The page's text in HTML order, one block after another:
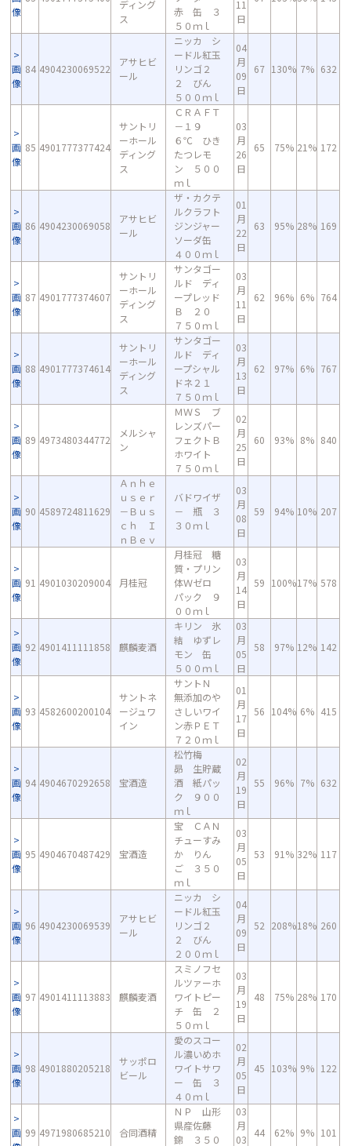
像
ディング
ス
赤 缶 ３
５０ｍｌ
11
日
画
像
84 4904230069522
アサヒビ
ール
ニッカ シ
ードル紅玉
リンゴ２
２ びん
５００ｍｌ
04
月
09
日
67 130% 7% 632
画
像
85 4901777377424
サントリ
ーホール
ディング
ス
ＣＲＡＦＴ
－１９
６℃ ひき
たつレモ
ン ５００
ｍｌ
03
月
26
日
65 75% 21% 172
画
像
86 4904230069058
アサヒビ
ール
ザ・カクテ
ルクラフト
ジンジャー
ソーダ缶
４００ｍｌ
01
月
22
日
63 95% 28% 169
画
像
87 4901777374607
サントリ
ーホール
ディング
ス
サンタゴー
ルド ディ
ープレッド
Ｂ ２０
７５０ｍｌ
03
月
11
日
62 96% 6% 764
画
像
88 4901777374614
サントリ
ーホール
ディング
ス
サンタゴー
ルド ディ
ープシャル
ドネ２１
７５０ｍｌ
03
月
13
日
62 97% 6% 767
画
像
89 4973480344772
メルシャ
ン
ＭＷＳ ブ
レンズパー
フェクトＢ
ホワイト
７５０ｍｌ
02
月
25
日
60 93% 8% 840
画
像
90 4589724811629
Ａｎｈｅ
ｕｓｅｒ
－Ｂｕｓ
ｃｈ Ｉ
ｎＢｅｖ
バドワイザ
－ 瓶 ３
３０ｍｌ
03
月
08
日
59 94% 10% 207
画
像
91 4901030209004 月桂冠
月桂冠 糖
質・プリン
体Ｗゼロ
パック ９
００ｍｌ
03
月
14
日
59 100%17% 578
画
像
92 4901411111858 麒麟麦酒
キリン 氷
結 ゆずレ
モン 缶
５００ｍｌ
03
月
05
日
58 97% 12% 142
画
像
93 4582600200104
サントネ
ージュワ
イン
サントＮ
無添加のや
さしいワイ
ン赤ＰＥＴ
７２０ｍｌ
01
月
17
日
56 104% 6% 415
画
像
94 4904670292658 宝酒造
松竹梅
昴 生貯蔵
酒 紙パッ
ク ９００
ｍｌ
02
月
19
日
55 96% 7% 632
画
像
95 4904670487429 宝酒造
宝 ＣＡＮ
チューすみ
か りん
ご ３５０
ｍｌ
03
月
05
日
53 91% 32% 117
画
像
96 4904230069539
アサヒビ
ール
ニッカ シ
ードル紅玉
リンゴ２
２ びん
２００ｍｌ
04
月
09
日
52 208%18% 260
画
像
97 4901411113883 麒麟麦酒
スミノフセ
ルツァーホ
ワイトピー
チ 缶 ２
５０ｍｌ
03
月
19
日
48 75% 28% 170
画
像
98 4901880205218
サッポロ
ビール
愛のスコー
ル濃いめホ
ワイトサワ
ー 缶 ３
４０ｍｌ
02
月
05
日
45 103% 9% 122
画 99 4971980685210 合同酒精
ＮＰ 山形
県産佐藤
錦 ３５０
03
月
03
44 62% 9% 101